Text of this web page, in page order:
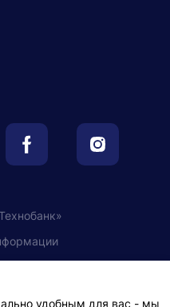
удобным для вас - мы